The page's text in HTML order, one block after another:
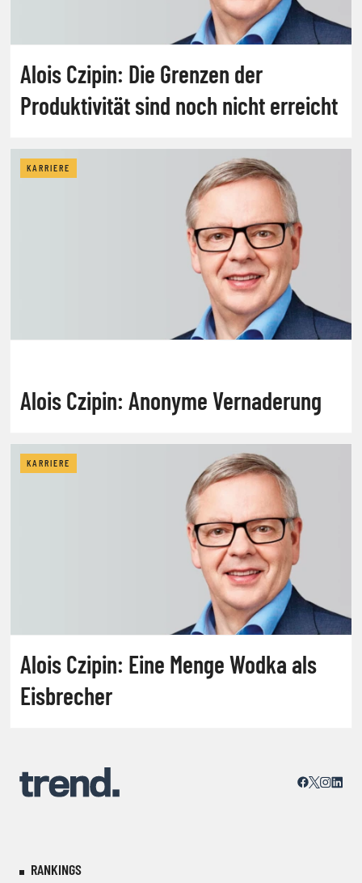
Alois Czipin: Die Grenzen der
Produktivität sind noch nicht erreicht
KARRIERE
Alois Czipin: Anonyme Vernaderung
KARRIERE
Alois Czipin: Eine Menge Wodka als
Eisbrecher
RANKINGS